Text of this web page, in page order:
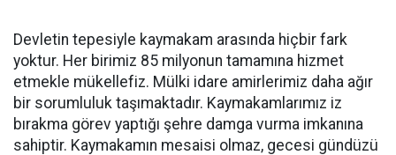
Devletin tepesiyle kaymakam arasında hiçbir fark
yoktur. Her birimiz 85 milyonun tamamına hizmet
etmekle mükellefiz. Mülki idare amirlerimiz daha ağır
bir sorumluluk taşımaktadır. Kaymakamlarımız iz
bırakma görev yaptığı şehre damga vurma imkanına
sahiptir. Kaymakamın mesaisi olmaz, gecesi gündüzü